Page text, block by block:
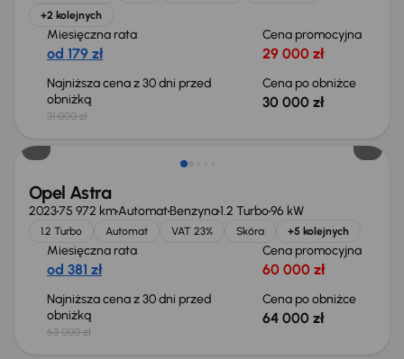
+2 kolejnych
Miesięczna rata
od 179 zł
Cena promocyjna
29 000 zł
Najniższa cena z 30 dni przed
obniżką
31 000 zł
Cena po obniżce
30 000 zł
Możliwość odliczenia VAT
Opel Astra
202375 972 kmAutomatBenzyna1.2 Turbo96 kW
1.2 Turbo Automat VAT 23% Skóra +5 kolejnych
Miesięczna rata
od 381 zł
Cena promocyjna
60 000 zł
Najniższa cena z 30 dni przed
obniżką
63 000 zł
Cena po obniżce
64 000 zł
Możliwość odliczenia VAT